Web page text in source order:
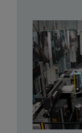
Máquina
Máquina
Form